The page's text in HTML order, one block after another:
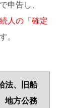
で申告し、
人の「確定
。
法、旧船
地方公務